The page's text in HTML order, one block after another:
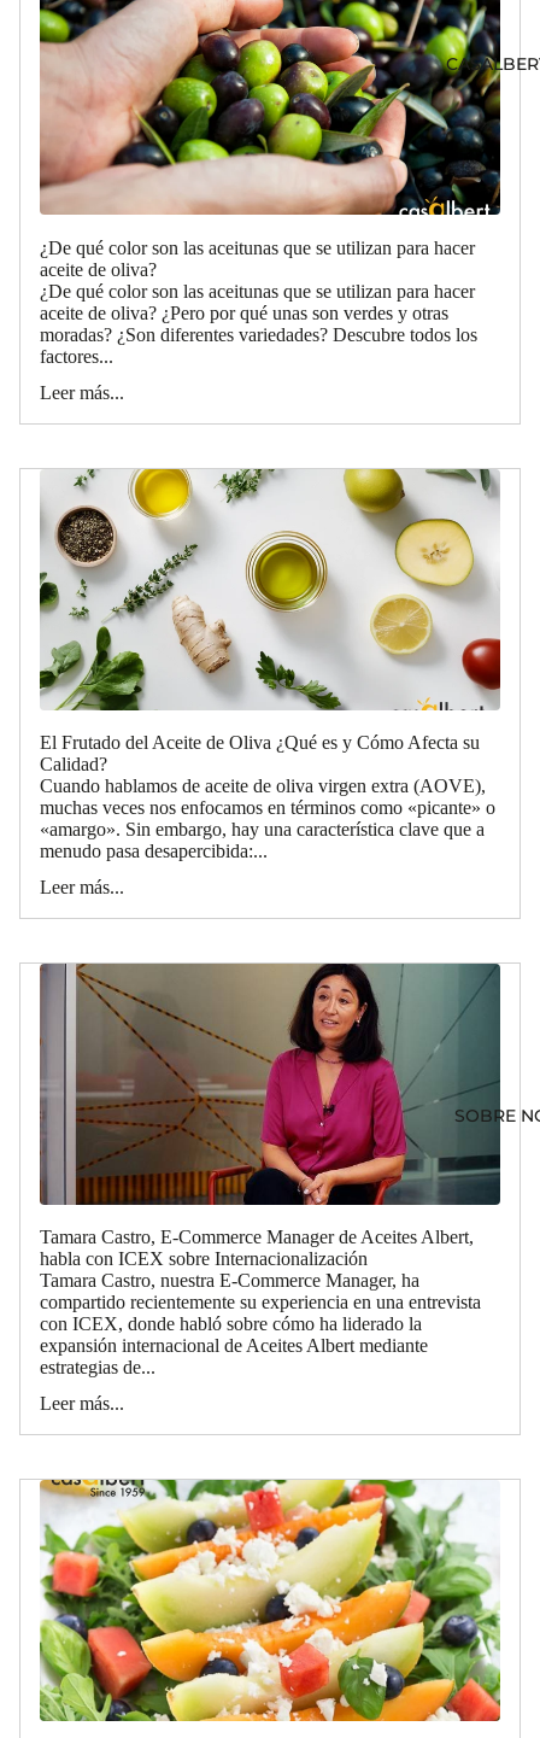
SOBRE
¿De qué color son las aceitunas que se utilizan para hacer
aceite de oliva?
¿De qué color son las aceitunas que se utilizan para hacer
aceite de oliva? ¿Pero por qué unas son verdes y otras
moradas? ¿Son diferentes variedades? Descubre todos los
factores...
Leer más...
El Frutado del Aceite de Oliva ¿Qué es y Cómo Afecta su
Calidad?
Cuando hablamos de aceite de oliva virgen extra (AOVE),
muchas veces nos enfocamos en términos como «picante» o
«amargo». Sin embargo, hay una característica clave que a
menudo pasa desapercibida:...
Leer más...
Tamara Castro, E-Commerce Manager de Aceites Albert,
habla con ICEX sobre Internacionalización
Tamara Castro, nuestra E-Commerce Manager, ha
compartido recientemente su experiencia en una entrevista
con ICEX, donde habló sobre cómo ha liderado la
expansión internacional de Aceites Albert mediante
estrategias de...
Leer más...